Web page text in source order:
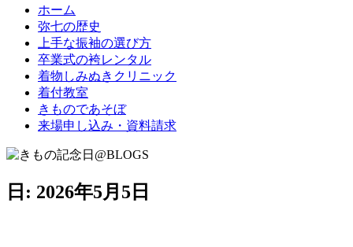
す。
ホーム
弥七の歴史
上手な振袖の選び方
卒業式の袴レンタル
着物しみぬきクリニック
着付教室
きものであそぼ
来場申し込み・資料請求
日: 2026年5月5日